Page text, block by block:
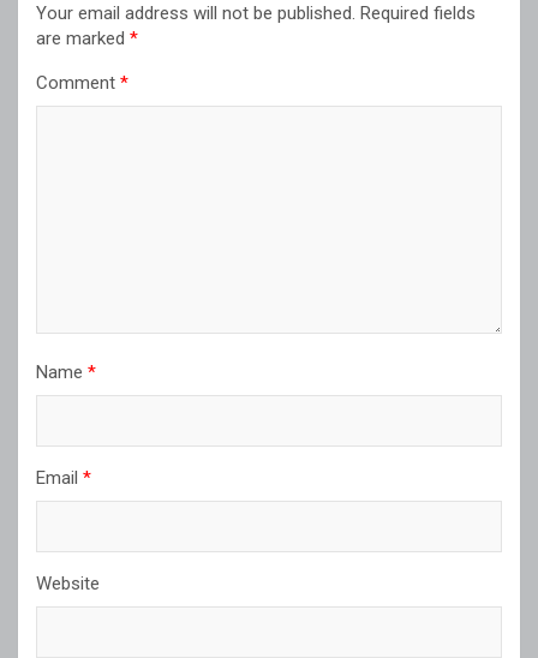
Your email address will not be published. Required fields
are marked *
Comment *
Name *
Email *
Website